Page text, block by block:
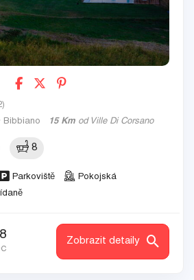
Bibbiano 15 Km od Ville Di Corsano
8
Parkoviště
Pokojská
Zobrazit detaily